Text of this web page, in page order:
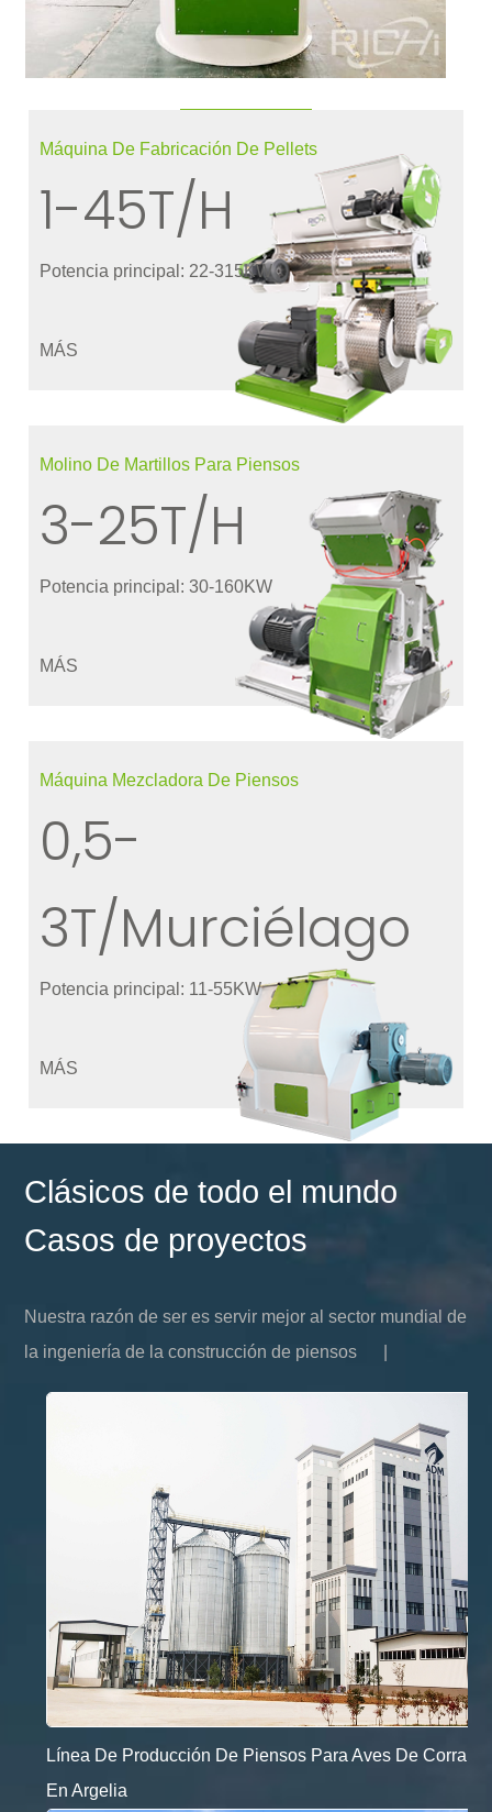
Máquina De Fabricación De Pellets
1-45T/H
Potencia principal: 22-315KW
MÁS
Molino De Martillos Para Piensos
3-25T/H
Potencia principal: 30-160KW
MÁS
Máquina Mezcladora De Piensos
0,5-
3T/Murciélago
Potencia principal: 11-55KW
MÁS
Clásicos de todo el mundo
Casos de proyectos
Nuestra razón de ser es servir mejor al sector mundial de
la ingeniería de la construcción de piensos
Línea De Producción De Piensos Para Aves De Corral
En Argelia